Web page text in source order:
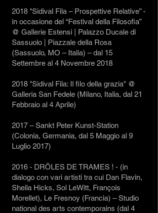
2018 "Sidival Fila – Prospettive Relative” -
in occasione del “Festival della Filosofia”
@ Gallerie Estensi | Palazzo Ducale di
Sassuolo | Piazzale della Rosa
(Sassuolo, MO – Italia) – dal 15
Settembre al 4 Novembre 2018
2018 "Sidival Fila: Il filo della grazia" @
Galleria San Fedele (Milano, Italia, dal 21
Febbraio al 4 Aprile)
2017 – Sankt Peter Kunst-Station
(Colonia, Germania, dal 5 Maggio al 9
Luglio 2017)
2016 - DRÔLES DE TRAMES ! - (in
dialogo con vari artisti tra cui Dan Flavin,
Sheila Hicks, Sol LeWitt, François
Morellet), Le Fresnoy (Francia) – Studio
national des arts contemporains (dal 4